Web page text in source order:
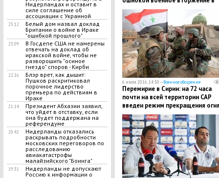
Нидерландах и оставит в
силе соглашение об
ассоциации с Украиной
23:12
Белый дом назвал доклад
Британии о войне в Ираке
"ошибкой прошлого"
23:09
В Госдепе США не намерены
отвечать на доклад об
иракской войне, чтобы не
разворошить "осиное
гнездо" споров - Кирби
22:16
Блэр врет, как дышит:
Пушков раскритиковал
порочное лидерство
премьера по действиям в
Ираке
21:14
Президент Абхазии заявил,
что уйдет в отставку, если
она будет поддержана на
референдуме
20:42
Нидерланды отказались
раскрывать подробности
московских переговоров по
расследованию
авиакатастрофы
малайзийского "Боинга"
19:31
Нидерланды не допускают
Россию к информации о
Ирак
6 июля 2016, 14:30 —Военное обозрение
Перемирие в Сирии: на 72 часа
почти на всей территории САР
введен режим прекращения
из-за Ураза-байрам